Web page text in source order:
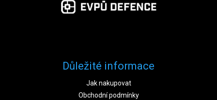
Důležité informace
Jak nakupovat
Obchodní podmínky